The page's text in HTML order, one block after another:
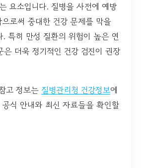
요소입니다. 질병을 사전에 예방
으로써 중대한 건강 문제를 막을
. 특히 만성 질환의 위험이 높은 연
은 더욱 정기적인 건강 검진이 권장
고 정보는 질병관리청 건강정보에
식 안내와 최신 자료들을 확인할